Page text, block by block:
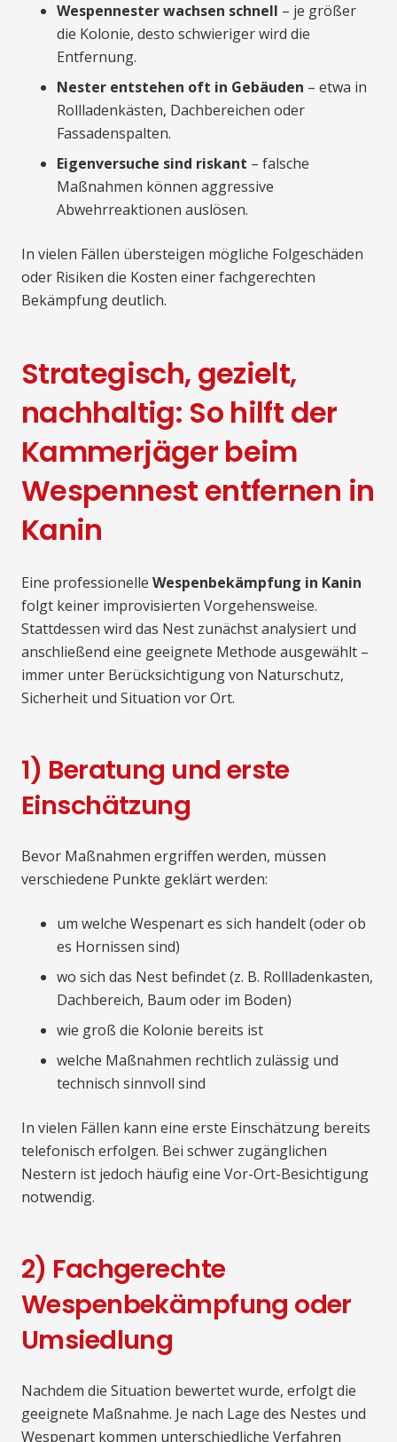
Wespennester wachsen schnell – je größer
die Kolonie, desto schwieriger wird die
Entfernung.
Nester entstehen oft in Gebäuden – etwa in
Rollladenkästen, Dachbereichen oder
Fassadenspalten.
Eigenversuche sind riskant – falsche
Maßnahmen können aggressive
Abwehrreaktionen auslösen.
In vielen Fällen übersteigen mögliche Folgeschäden
oder Risiken die Kosten einer fachgerechten
Bekämpfung deutlich.
Strategisch, gezielt,
nachhaltig: So hilft der
Kammerjäger beim
Wespennest entfernen in
Kanin
Eine professionelle Wespenbekämpfung in Kanin
folgt keiner improvisierten Vorgehensweise.
Stattdessen wird das Nest zunächst analysiert und
anschließend eine geeignete Methode ausgewählt –
immer unter Berücksichtigung von Naturschutz,
Sicherheit und Situation vor Ort.
1) Beratung und erste
Einschätzung
Bevor Maßnahmen ergriffen werden, müssen
verschiedene Punkte geklärt werden:
um welche Wespenart es sich handelt (oder ob
es Hornissen sind)
wo sich das Nest befindet (z. B. Rollladenkasten,
Dachbereich, Baum oder im Boden)
wie groß die Kolonie bereits ist
welche Maßnahmen rechtlich zulässig und
technisch sinnvoll sind
In vielen Fällen kann eine erste Einschätzung bereits
telefonisch erfolgen. Bei schwer zugänglichen
Nestern ist jedoch häufig eine Vor-Ort-Besichtigung
notwendig.
2) Fachgerechte
Wespenbekämpfung oder
Umsiedlung
Nachdem die Situation bewertet wurde, erfolgt die
geeignete Maßnahme. Je nach Lage des Nestes und
Wespenart kommen unterschiedliche Verfahren